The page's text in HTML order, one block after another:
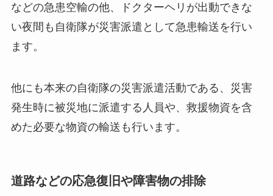
などの急患空輸の他、ドクターヘリが出動できな
い夜間も自衛隊が災害派遣として急患輸送を行い
ます。
他にも本来の自衛隊の災害派遣活動である、災害
発生時に被災地に派遣する人員や、救援物資を含
めた必要な物資の輸送も行います。
道路などの応急復旧や障害物の排除